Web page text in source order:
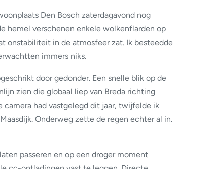
Den Bosch zaterdagavond nog
hemel verschenen enkele wolkenflarden op
onstabiliteit in de atmosfeer zat. Ik besteedde
immers niks.
door gedonder. Een snelle blik op de
zien die globaal liep van Breda richting
camera had vastgelegd dit jaar, twijfelde ik
Onderweg zette de regen echter al in.
passeren en op een droger moment